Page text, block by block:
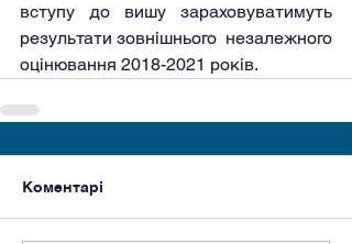
вступу до вишу зараховуватимуть
результати зовнішнього  незалежного
оцінювання 2018-2021 років.
Коментарі